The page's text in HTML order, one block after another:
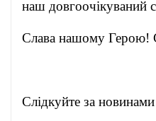
наш довгоочікуваний
Слава нашому Герою!
Слідкуйте за